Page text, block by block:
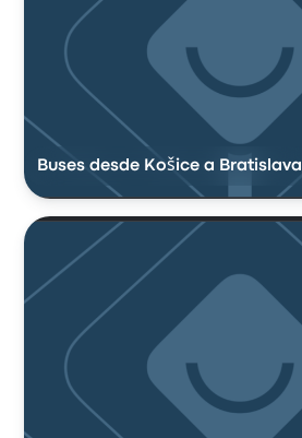
Buses desde Košice a Bratislava